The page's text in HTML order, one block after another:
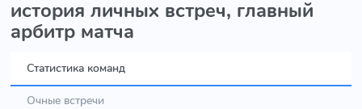
история личных встреч, главный
арбитр матча
Статистика команд
Очные встречи